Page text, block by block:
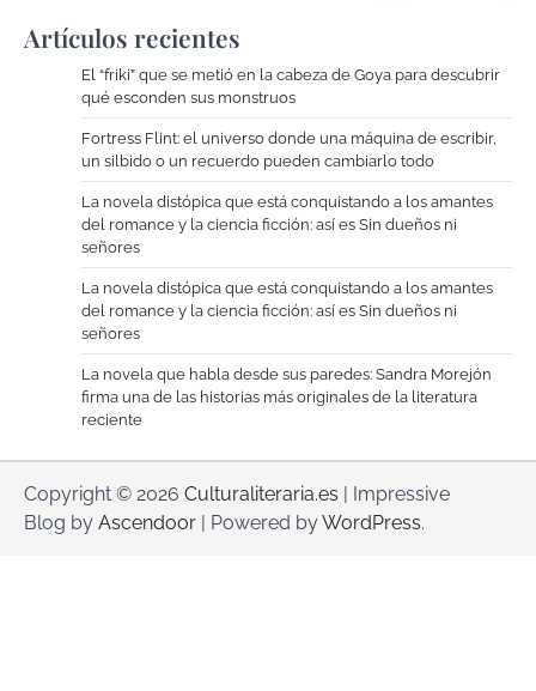
Artículos recientes
El “friki” que se metió en la cabeza de Goya para descubrir
qué esconden sus monstruos
Fortress Flint: el universo donde una máquina de escribir,
un silbido o un recuerdo pueden cambiarlo todo
La novela distópica que está conquistando a los amantes
del romance y la ciencia ficción: así es Sin dueños ni
señores
La novela distópica que está conquistando a los amantes
del romance y la ciencia ficción: así es Sin dueños ni
señores
La novela que habla desde sus paredes: Sandra Morejón
firma una de las historias más originales de la literatura
reciente
Copyright © 2026 Culturaliteraria.es | Impressive
Blog by Ascendoor | Powered byWordPress.